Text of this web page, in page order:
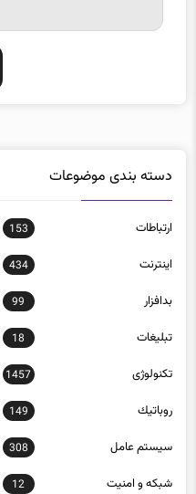
دسته بندی موضوعات
ارتباطات 153
اينترنت 434
بدافزار 99
تبلیغات 18
تکنولوژی 1457
روباتيك 149
سيستم عامل 308
شبكه و امنيت 12